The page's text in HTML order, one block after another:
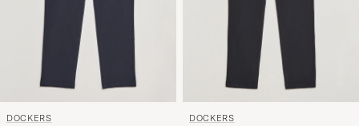
DOCKERS DOCKERS